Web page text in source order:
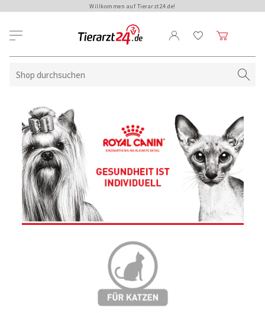
Willkommen auf Tierarzt24.de!